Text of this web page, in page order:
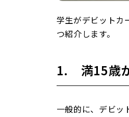
学生がデビットカ
つ紹介します。
1. 満15歳
一般的に、デビッ